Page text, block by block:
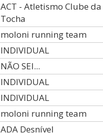
ACT - Atletismo Clube da
Tocha
moloni running team
INDIVIDUAL
NÃO SEI...
INDIVIDUAL
INDIVIDUAL
moloni running team
ADA Desnível